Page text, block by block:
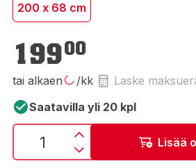
200 x 68 cm
199,00 €
19900
tai alkaen /kk
Laske
Saatavilla yli 20 kpl
Lisää